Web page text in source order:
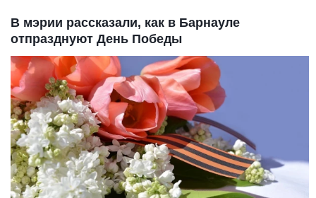
В мэрии рассказали, как в Барнауле
отпразднуют День Победы